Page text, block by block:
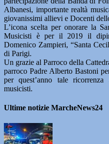
Albanesi, importante realtà
giovanissimi allievi e Docenti
L’icona scelta per onorare la
Musicisti è per il 2019 il
Domenico Zampieri, “Santa
di Parigi.
Un grazie al Parroco della
parroco Padre Alberto Bastoni
per quest’anno tale
musicisti.
Ultime notizie MarcheNews24